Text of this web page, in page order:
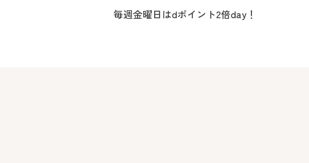
毎週金曜日はdポイント2倍day！